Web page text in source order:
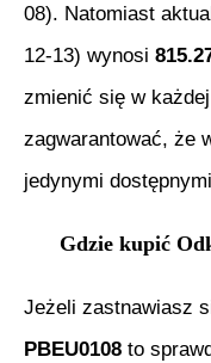
08). Natomiast
12-13) wynosi
zmienić się w
zagwarantować, że
jedynymi
Gdzie kupić
Jeżeli zastnawiasz
PBEU0108 to